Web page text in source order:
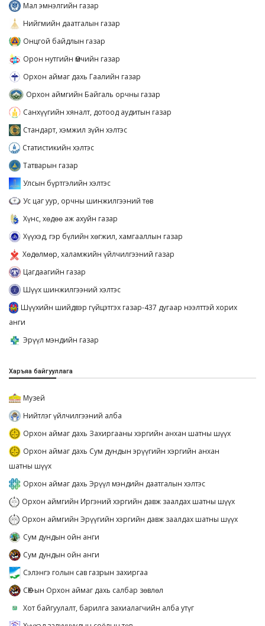
Мал эмнэлгийн газар
Нийгмийн даатгалын газар
Онцгой байдлын газар
Орон нутгийн Өмчийн газар
Орхон аймаг дахь Гаалийн газар
Орхон аймгийн Байгаль орчны газар
Санхүүгийн хяналт, дотоод аудитын газар
Стандарт, хэмжил зүйн хэлтэс
Статистикийн хэлтэс
Татварын газар
Улсын бүртгэлийн хэлтэс
Ус цаг уур, орчны шинжилгээний төв
Хүнс, хөдөө аж ахуйн газар
Хүүхэд, гэр бүлийн хөгжил, хамгааллын газар
Хөдөлмөр, халамжийн үйлчилгээний газар
Цагдаагийн газар
Шүүх шинжилгээний хэлтэс
Шүүхийн шийдвэр гүйцэтгэх газар-437 дугаар нээлттэй хорих
анги
Эрүүл мэндийн газар
Харъяа байгууллага
Музей
Нийтлэг үйлчилгээний алба
Орхон аймаг дахь Захиргааны хэргийн анхан шатны шүүх
Орхон аймаг дахь Сум дундын эрүүгийн хэргийн анхан
шатны шүүх
Орхон аймаг дахь Эрүүл мэндийн даатгалын хэлтэс
Орхон аймгийн Иргэний хэргийн давж заалдах шатны шүүх
Орхон аймгийн Эрүүгийн хэргийн давж заалдах шатны шүүх
Сум дундын ойн анги
Сум дундын ойн анги
Сэлэнгэ голын сав газрын захиргаа
СӨХ-ын Орхон аймаг дахь салбар зөвлөл
Хот байгуулалт, барилга захиалагчийн алба утүг